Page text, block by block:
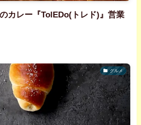
カレー『TolEDo(トレド)』営業
グルメ